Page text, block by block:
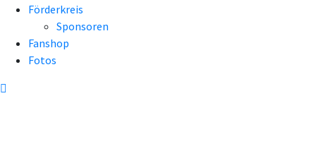
Förderkreis
Sponsoren
Fanshop
Fotos